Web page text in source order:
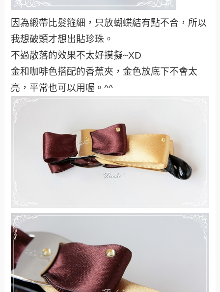
因為緞帶比髮箍細，只放蝴蝶結有點不合，所以
我想破頭才想出貼珍珠。
不過散落的效果不太好摸擬~XD
金和咖啡色搭配的香蕉夾，金色放底下不會太
亮，平常也可以用喔。^^